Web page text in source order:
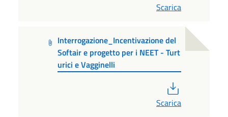
Scarica
Interrogazione_Incentivazione del
Softair e progetto per i NEET - Turt
urici e Vagginelli
Scarica